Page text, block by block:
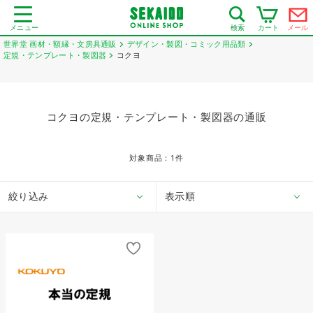
メニュー 検索 カート メール
世界堂 画材・額縁・文房具通販
デザイン・製図・コミック用品類
定規・テンプレート・製図器
コクヨ
コクヨの定規・テンプレート・製図器の通販
対象商品： 1 件
絞り込み 表示順